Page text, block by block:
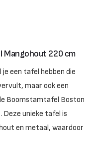
Mangohout 220 cm
een tafel hebben die
maar ook een
Boomstamtafel Boston
Deze unieke tafel is
en metaal, waardoor